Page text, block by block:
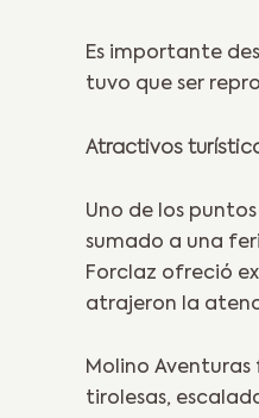
Es importante
tuvo que ser
Atractivos
Uno de los
sumado a una
Forclaz ofreció
atrajeron la
Molino
tirolesas,